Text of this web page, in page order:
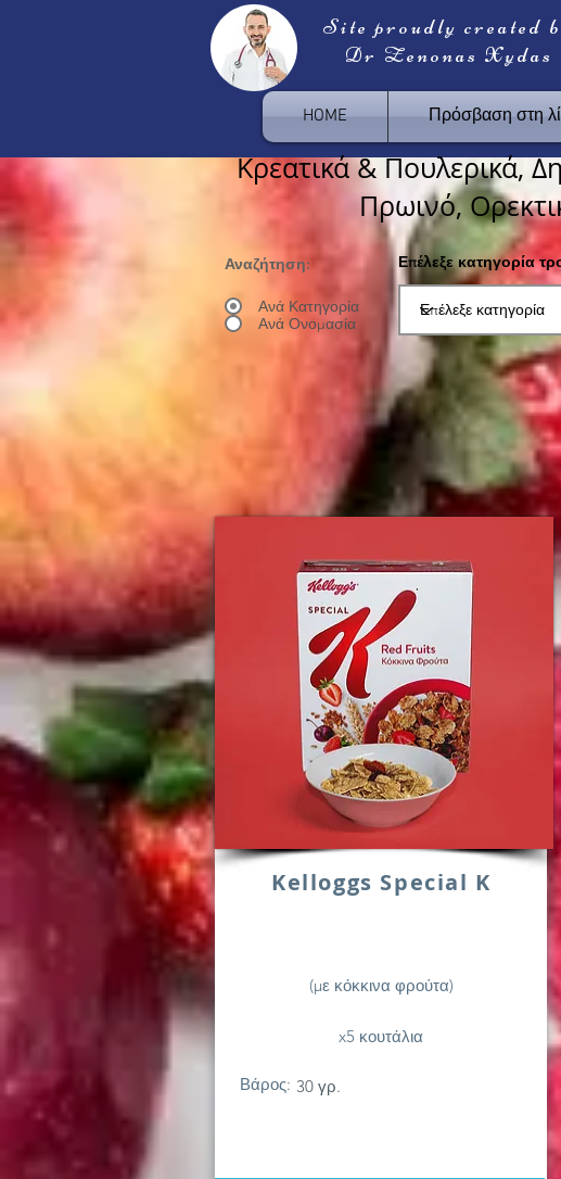
Site proudly created
Dr Zenonas Xydas
HOME Πρόσβαση στη
Κρεατικά & Πουλερικά,
Πρωινό,
Επέλεξε κατηγορία
Αναζήτηση:
Ανά Κατηγορία
Ανά Ονομασία
Kelloggs Special K
(με κόκκινα φρούτα)
x5 κουτάλια
Βάρος: 30 γρ.